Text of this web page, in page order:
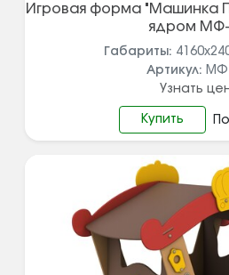
Игровая форма "Машинка
ядром МФ-
Габариты:
Артикул:
Узнать
Купить